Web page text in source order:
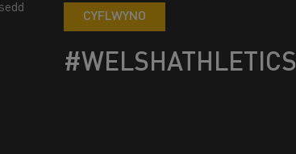
CYFLWYNO
#WELSHATHLETICS